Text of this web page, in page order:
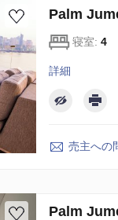
Palm
寝室: 4
詳細
売主への
Palm